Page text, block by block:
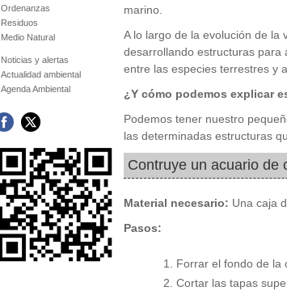
Ordenanzas
Residuos
Medio Natural
Noticias y alertas
Actualidad ambiental
Agenda Ambiental
marino.
A lo largo de la evolución de la
desarrollando estructuras para
entre las especies terrestres y
¿Y cómo podemos explicar
Podemos tener nuestro
las determinadas estructuras
Contruye un acuario de
Material necesario: Una caja
Pasos:
Forrar el fondo de la
Cortar las tapas